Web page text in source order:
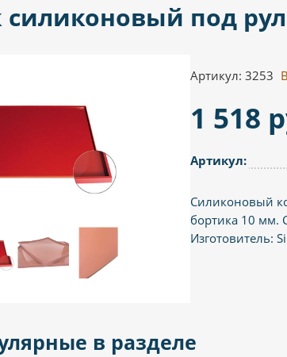
под
Артикул: 3253
1 518
Артикул:
Силиконовый
бортика 10 мм.
Изготовитель:
в разделе